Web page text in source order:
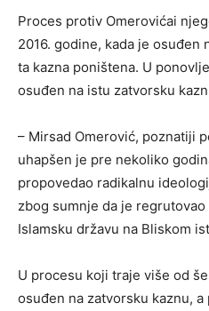
Proces protiv Omerovićai
2016. godine, kada je osuđen
ta kazna poništena. U
osuđen na istu zatvorsku
– Mirsad Omerović, poznatiji
uhapšen je pre nekoliko
propovedao radikalnu
zbog sumnje da je
Islamsku državu na Bliskom
U procesu koji traje više od
osuđen na zatvorsku kaznu,